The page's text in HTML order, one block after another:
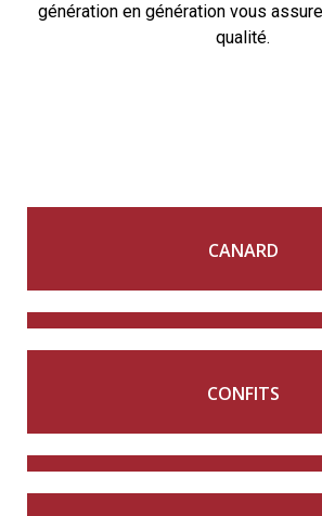
génération en génération vous
qualité.
CANARD
CONFITS